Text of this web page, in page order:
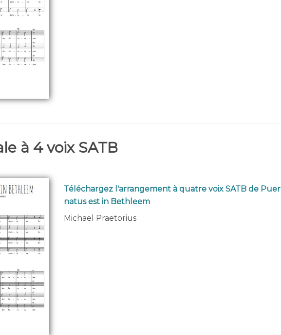
à 4 voix SATB
Téléchargez l'arrangement à quatre voix SATB de Puer
natus est in Bethleem
Michael Praetorius